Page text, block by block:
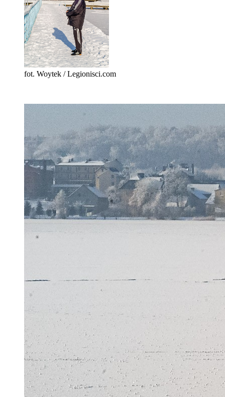
fot. Woytek / Legionisci.com